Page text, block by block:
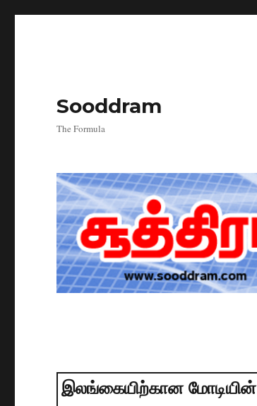
Sooddram
The Formula
இலங்கையிற்கான